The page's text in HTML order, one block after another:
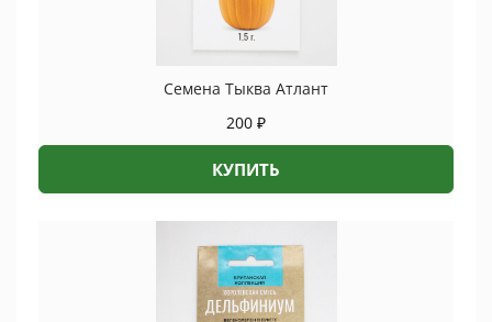
Семена Тыква Атлант
200 ₽
КУПИТЬ